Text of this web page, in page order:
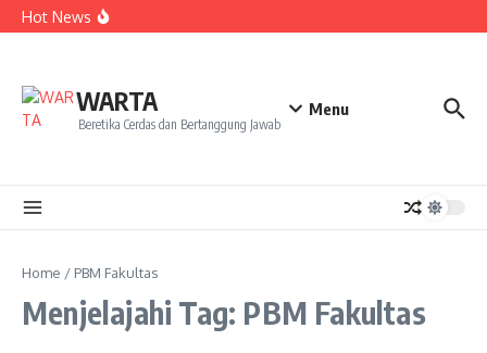
Lewati ke konten
Hot News
ke NCC 4 Bali
Sukseskan Kerja Bakti di Anjungan Melancar
WARTA
Beretika Cerdas dan Bertanggung Jawab
Menu
Home / PBM Fakultas
Menjelajahi Tag: PBM Fakultas